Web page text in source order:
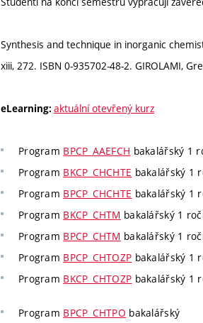
Synthesis and technique in inorganic
xiii, 272. ISBN 0-935702-48-2. GIROLAMI,
eLearning: aktuální otevřený kurz
Program BPCP_AAEFCH bakalářský 1
Program BKCP_CHCHTE bakalářský 1
Program BPCP_CHCHTE bakalářský 1
Program BKCP_CHTM bakalářský 1
Program BPCP_CHTM bakalářský 1
Program BPCP_CHTOZP bakalářský 1
Program BKCP_CHTOZP bakalářský 1
Program BPCP_CHTPO bakalářský